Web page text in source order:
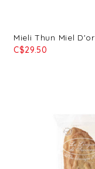
Mieli Thun Miel
C$29.50